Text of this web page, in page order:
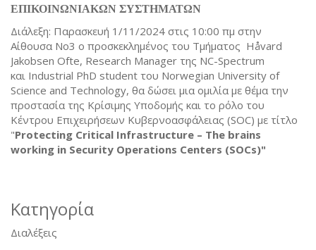
ΕΠΙΚΟΙΝΩΝΙΑΚΩΝ ΣΥΣΤΗΜΑΤΩΝ
Διάλεξη: Παρασκευή 1/11/2024 στις 10:00 πμ στην
Αίθουσα Νο3 ο προσκεκλημένος του Τμήματος Håvard
Jakobsen Ofte, Research Manager της NC-Spectrum
και Industrial PhD student του Norwegian University of
Science and Technology, θα δώσει μια ομιλία με θέμα την
προστασία της Κρίσιμης Υποδομής και το ρόλο του
Κέντρου Επιχειρήσεων Κυβερνοασφάλειας (SOC) με τίτλο
"Protecting Critical Infrastructure – The brains
working in Security Operations Centers (SOCs)"
Κατηγορία
Διαλέξεις